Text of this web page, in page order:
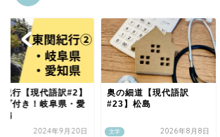
紀行【現代語訳#2】
プ付き！岐阜県・愛
編
2024年9月20日 文学
奥の細道【現代語訳
#23】松島
2026年8月8日